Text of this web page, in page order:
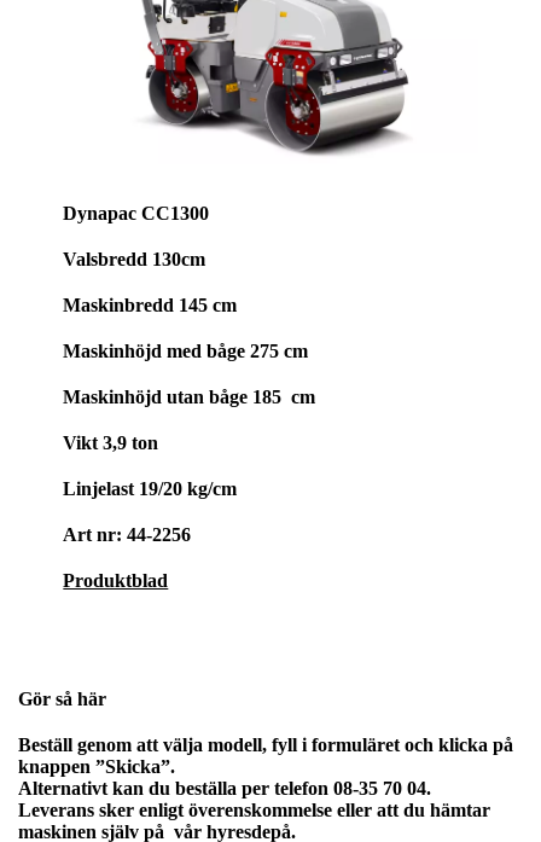
Dynapac CC1300
Valsbredd 130cm
Maskinbredd 145 cm
Maskinhöjd med båge 275 cm
Maskinhöjd utan båge 185 cm
Vikt 3,9 ton
Linjelast 19/20 kg/cm
Art nr: 44-2256
Produktblad
Gör så här
Beställ genom att välja modell, fyll i formuläret och klicka på
knappen ”Skicka”.
Alternativt kan du beställa per telefon 08-35 70 04.
Leverans sker enligt överenskommelse eller att du hämtar
maskinen själv på vår hyresdepå.